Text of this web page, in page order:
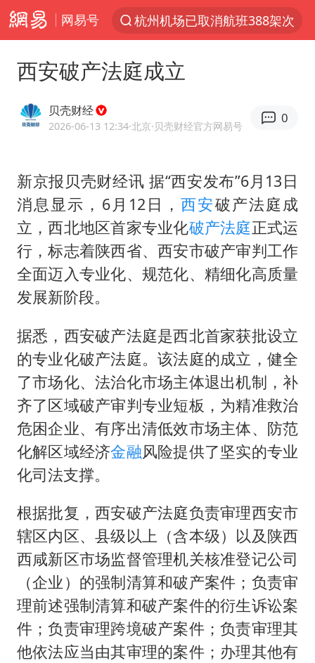
网易号
杭州机场已取消航班388架次
中国籍豪华游艇富商之子在泰国被杀
美将每月供乌爱国者拦截导弹
《龙餐馆》 冲奖
世界第1特鲁姆普斯诺克中国赛一轮游
上门女婿出轨女邻居多年被判重婚罪
国足U17与阿森纳决赛取消 并列冠军
构建更高水平的全民健身公共服务体系
云南一男子胃中取出180颗铁钉
景区回应“麦积山石窟看完需2000元”
曹颖儿子首次演长剧
奋力开创中国式现代化建设新局面
西安破产法庭成立
贝壳财经
2026-06-13 12:34·北京·贝壳财经官方网易号
0
新京报贝壳财经讯 据“西安发布”6月13日
消息显示，6月12日，西安破产法庭成
立，西北地区首家专业化破产法庭正式运
行，标志着陕西省、西安市破产审判工作
全面迈入专业化、规范化、精细化高质量
发展新阶段。
据悉，西安破产法庭是西北首家获批设立
的专业化破产法庭。该法庭的成立，健全
了市场化、法治化市场主体退出机制，补
齐了区域破产审判专业短板，为精准救治
危困企业、有序出清低效市场主体、防范
化解区域经济金融风险提供了坚实的专业
化司法支撑。
根据批复，西安破产法庭负责审理西安市
辖区内区、县级以上（含本级）以及陕西
西咸新区市场监督管理机关核准登记公司
（企业）的强制清算和破产案件；负责审
理前述强制清算和破产案件的衍生诉讼案
件；负责审理跨境破产案件；负责审理其
他依法应当由其审理的案件；办理其他有